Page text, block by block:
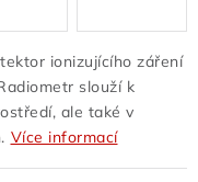
ionizujícího záření
slouží k
ale také v
Více informací